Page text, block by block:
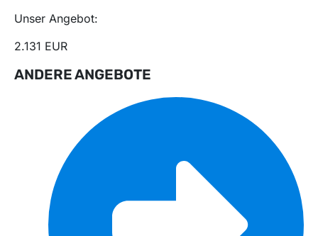
Unser Angebot:
2.131 EUR
ANDERE ANGEBOTE